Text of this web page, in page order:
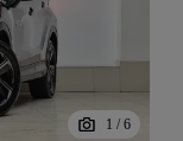
1 / 6